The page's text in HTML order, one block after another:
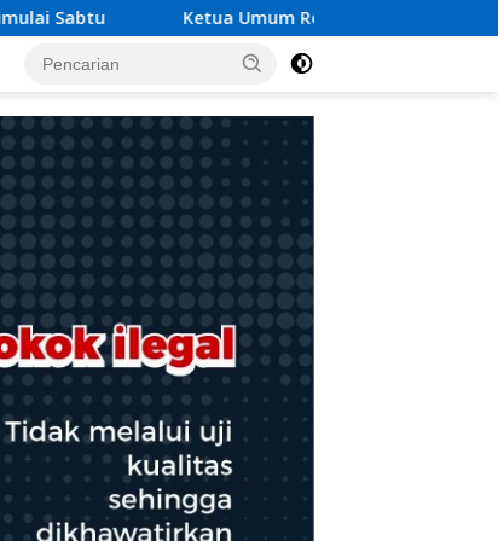
Relawan Peduli Rakyat Lintas Batas Usulkan Dana